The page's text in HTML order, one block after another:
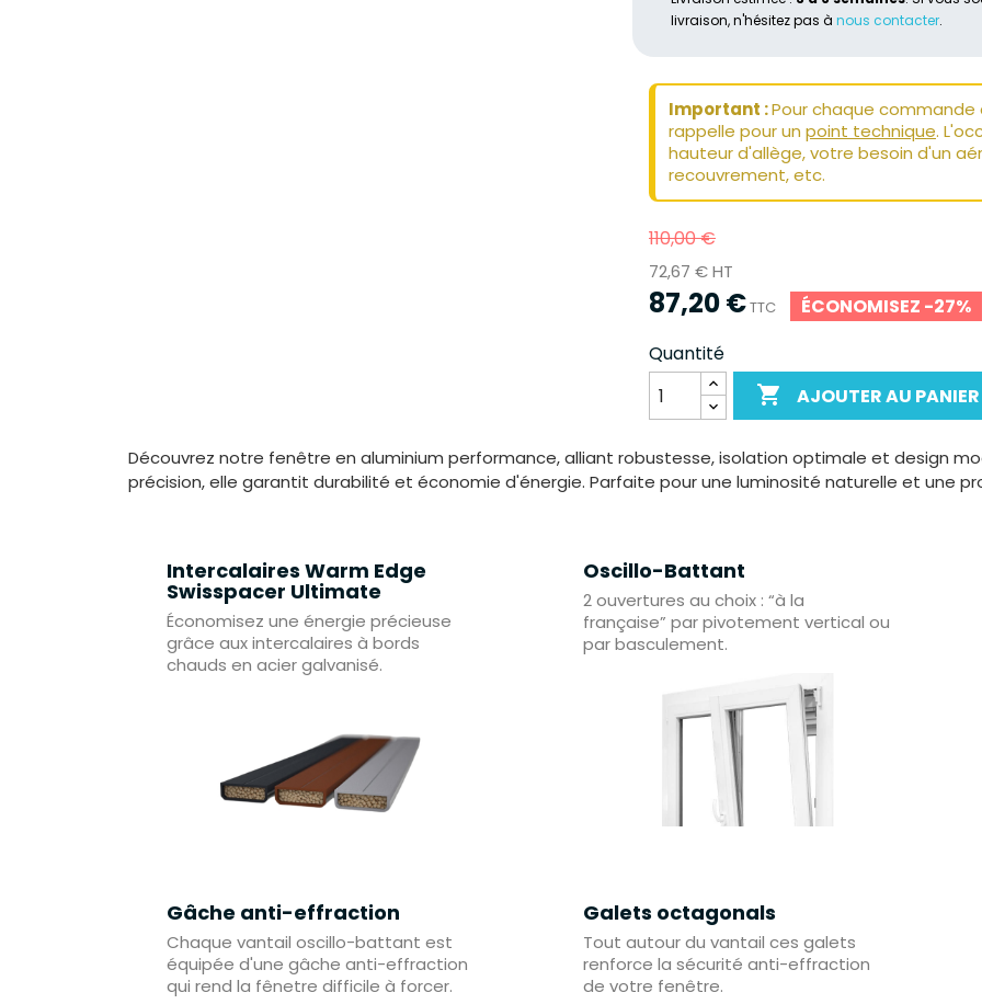
livraison, n'hésitez pas à nous contacter.
Important :Pour chaque commande
rappelle pour un point technique.
hauteur d'allège, votre besoin d'un
recouvrement, etc.
110,00 €
72,67 € HT
87,20 €TTC
ÉCONOMISEZ -27%
Quantité
 AJOUTER AU PANIER
Découvrez notre fenêtre en aluminium performance, alliant robustesse, isolation optimale et design
précision, elle garantit durabilité et économie d'énergie. Parfaite pour une luminosité naturelle et une
Intercalaires Warm Edge
Swisspacer Ultimate
Économisez une énergie précieuse
grâce aux intercalaires à bords
chauds en acier galvanisé.
Oscillo-Battant
2 ouvertures au choix : “à la
française” par pivotement vertical ou
par basculement.
Gâche anti-effraction
Chaque vantail oscillo-battant est
équipée d'une gâche anti-effraction
qui rend la fênetre difficile à forcer.
Galets octagonals
Tout autour du vantail ces galets
renforce la sécurité anti-effraction
de votre fenêtre.